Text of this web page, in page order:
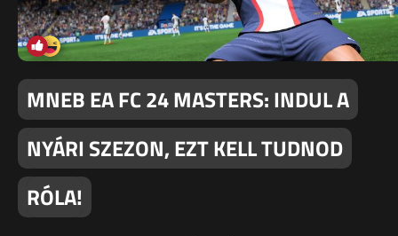
MNEB EA FC 24 MASTERS: INDUL A
NYÁRI SZEZON, EZT KELL TUDNOD
RÓLA!